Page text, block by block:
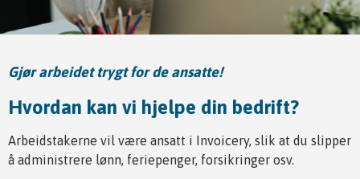
Gjør arbeidet trygt for de ansatte!
Hvordan kan vi hjelpe din bedrift?
Arbeidstakerne vil være ansatt i Invoicery, slik at du slipper
å administrere lønn, feriepenger, forsikringer osv.